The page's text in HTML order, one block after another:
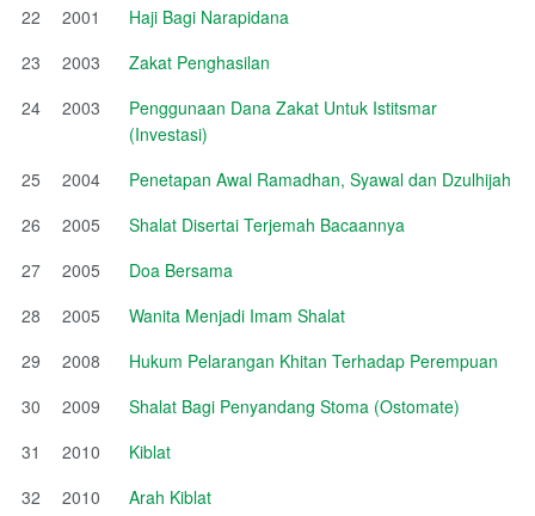
22
2001
Haji Bagi Narapidana
23
2003
Zakat Penghasilan
24
2003
Penggunaan Dana Zakat Untuk Istitsmar
(Investasi)
25
2004
Penetapan Awal Ramadhan, Syawal dan Dzulhijah
26
2005
Shalat Disertai Terjemah Bacaannya
27
2005
Doa Bersama
28
2005
Wanita Menjadi Imam Shalat
29
2008
Hukum Pelarangan Khitan Terhadap Perempuan
30
2009
Shalat Bagi Penyandang Stoma (Ostomate)
31
2010
Kiblat
32
2010 Arah Kiblat